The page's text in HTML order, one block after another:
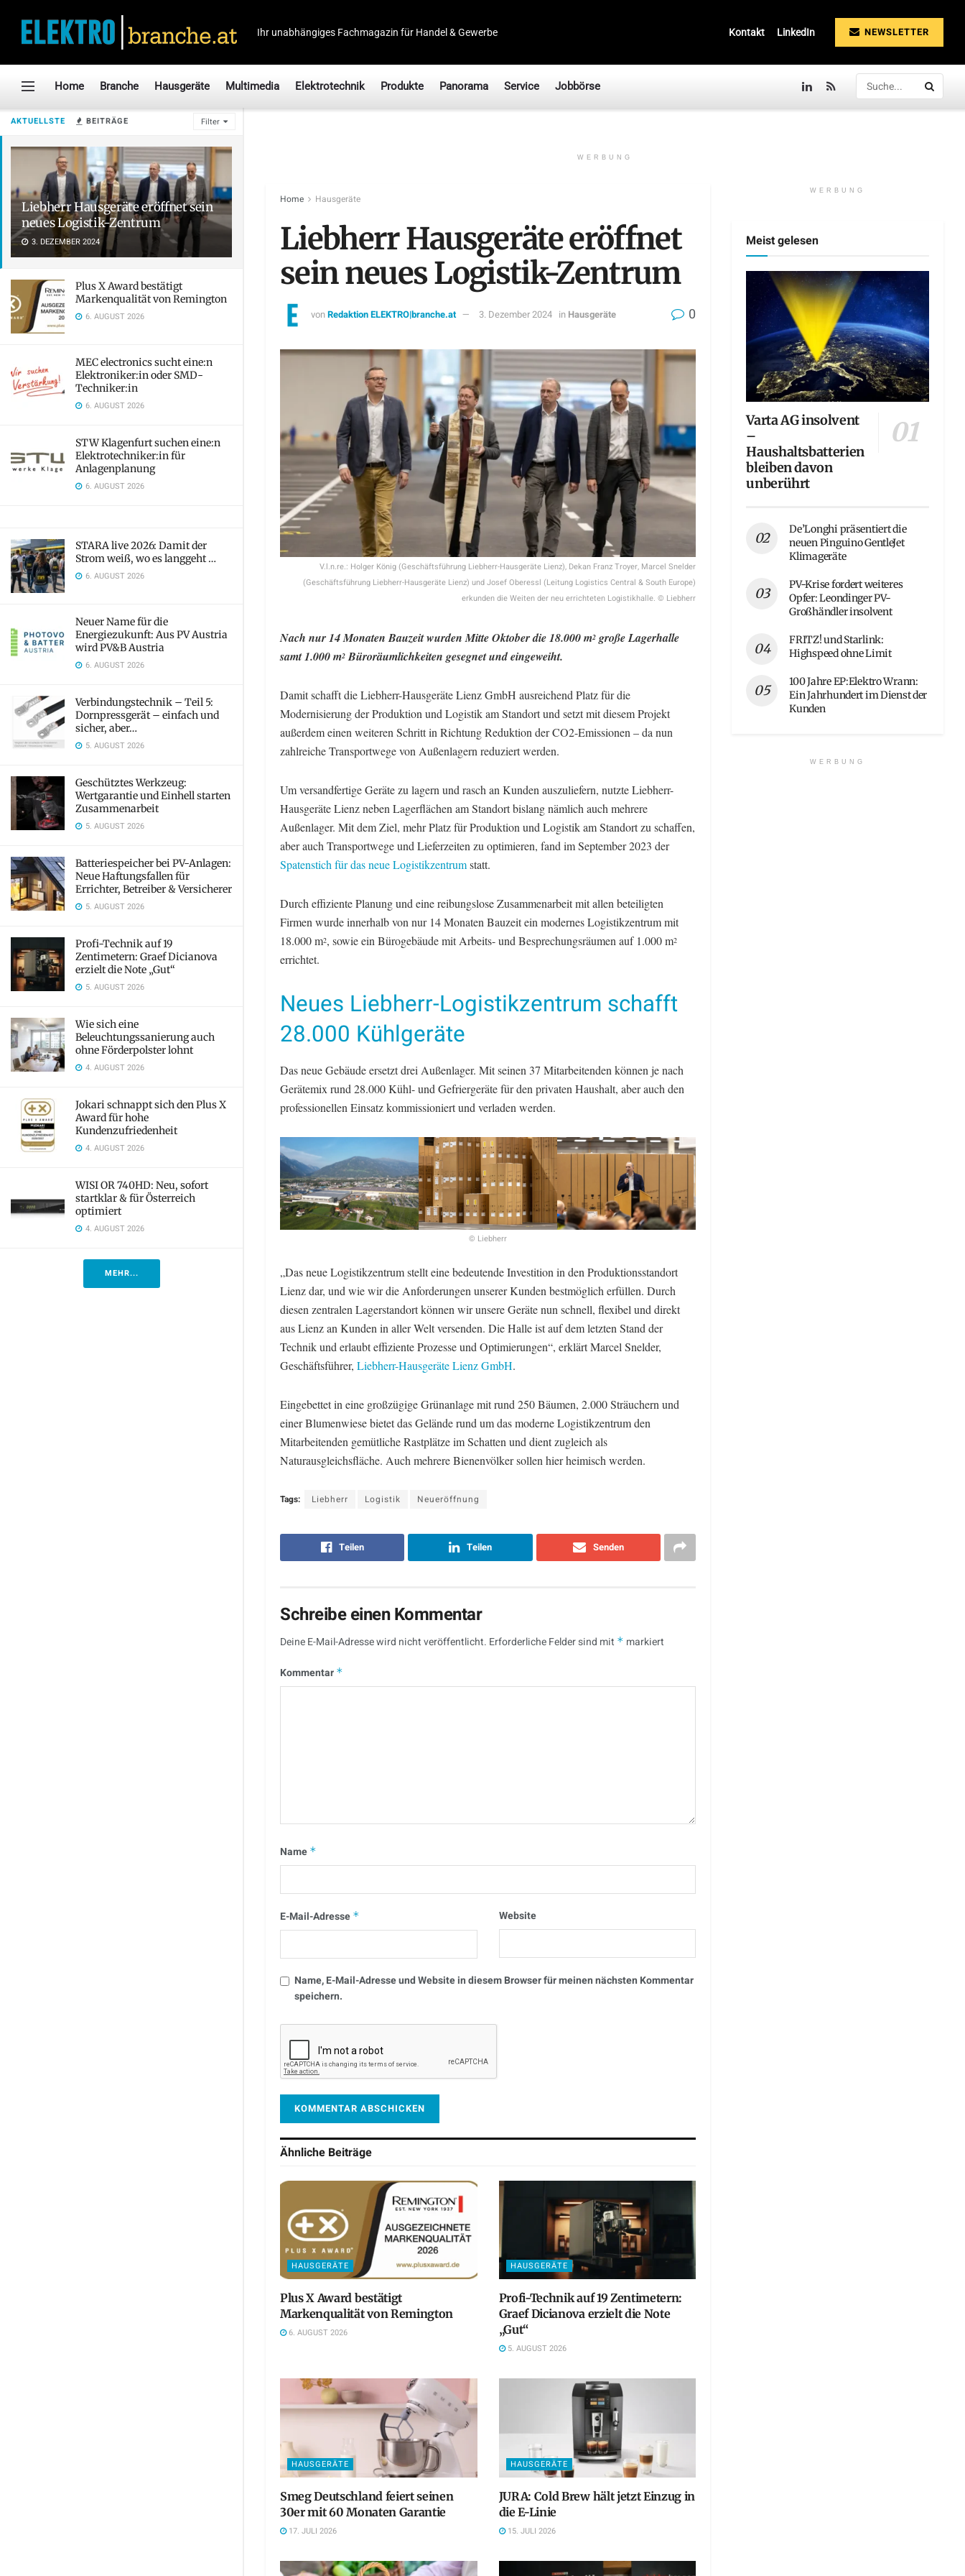
AKTUELLSTE BEITRÄGE Filter
Liebherr Hausgeräte eröffnet sein
neues Logistik-Zentrum
3. DEZEMBER 2024
Plus X Award bestätigt
Markenqualität von Remington
6. AUGUST 2026
MEC electronics sucht eine:n
Elektroniker:in oder SMD-
Techniker:in
6. AUGUST 2026
STW Klagenfurt suchen eine:n
Elektrotechniker:in für
Anlagenplanung
6. AUGUST 2026
STARA live 2026: Damit der
Strom weiß, wo es langgeht …
6. AUGUST 2026
Neuer Name für die
Energiezukunft: Aus PV Austria
wird PV&B Austria
6. AUGUST 2026
Verbindungstechnik – Teil 5:
Dornpressgerät – einfach und
sicher, aber…
5. AUGUST 2026
Geschütztes Werkzeug:
Wertgarantie und Einhell starten
Zusammenarbeit
5. AUGUST 2026
Batteriespeicher bei PV-Anlagen:
Neue Haftungsfallen für
Errichter, Betreiber & Versicherer
5. AUGUST 2026
Profi-Technik auf 19
Zentimetern: Graef Dicianova
erzielt die Note „Gut“
5. AUGUST 2026
Wie sich eine
Beleuchtungssanierung auch
ohne Förderpolster lohnt
4. AUGUST 2026
Jokari schnappt sich den Plus X
Award für hohe
Kundenzufriedenheit
4. AUGUST 2026
WISI OR 740HD: Neu, sofort
startklar & für Österreich
optimiert
4. AUGUST 2026
MEHR...
Ihr unabhängiges Fachmagazin für Handel & Gewerbe Kontakt LinkedIn NEWSLETTER
Home Branche Hausgeräte Multimedia Elektrotechnik Produkte Panorama Service Jobbörse
WERBUNG
Home Hausgeräte
Liebherr Hausgeräte eröffnet
sein neues Logistik-Zentrum
vonRedaktion ELEKTRO|branche.at 3. Dezember 2024 in Hausgeräte 0
V.l.n.re.: Holger König (Geschäftsführung Liebherr-Hausgeräte Lienz), Dekan Franz Troyer, Marcel Snelder
(Geschäftsführung Liebherr-Hausgeräte Lienz) und Josef Oberessl (Leitung Logistics Central & South Europe)
erkunden die Weiten der neu errichteten Logistikhalle. © Liebherr
Nach nur 14 Monaten Bauzeit wurden Mitte Oktober die 18.000 m2 große Lagerhalle
samt 1.000 m2 Büroräumlichkeiten gesegnet und eingeweiht.
Damit schafft die Liebherr-Hausgeräte Lienz GmbH ausreichend Platz für die
Modernisierung der Produktion und Logistik am Standort und setzt mit diesem Projekt
außerdem einen weiteren Schritt in Richtung Reduktion der CO2-Emissionen – da nun
zahlreiche Transportwege von Außenlagern reduziert werden.
Um versandfertige Geräte zu lagern und rasch an Kunden auszuliefern, nutzte Liebherr-
Hausgeräte Lienz neben Lagerflächen am Standort bislang nämlich auch mehrere
Außenlager. Mit dem Ziel, mehr Platz für Produktion und Logistik am Standort zu schaffen,
aber auch Transportwege und Lieferzeiten zu optimieren, fand im September 2023 der
Spatenstich für das neue Logistikzentrumstatt.
Durch effiziente Planung und eine reibungslose Zusammenarbeit mit allen beteiligten
Firmen wurde innerhalb von nur 14 Monaten Bauzeit ein modernes Logistikzentrum mit
18.000 m2, sowie ein Bürogebäude mit Arbeits- und Besprechungsräumen auf 1.000 m2
errichtet.
Neues Liebherr-Logistikzentrum schafft
28.000 Kühlgeräte
Das neue Gebäude ersetzt drei Außenlager. Mit seinen 37 Mitarbeitenden können je nach
Gerätemix rund 28.000 Kühl- und Gefriergeräte für den privaten Haushalt, aber auch den
professionellen Einsatz kommissioniert und verladen werden.
© Liebherr
„Das neue Logistikzentrum stellt eine bedeutende Investition in den Produktionsstandort
Lienz dar, und wie wir die Anforderungen unserer Kunden bestmöglich erfüllen. Durch
diesen zentralen Lagerstandort können wir unsere Geräte nun schnell, flexibel und direkt
aus Lienz an Kunden in aller Welt versenden. Die Halle ist auf dem letzten Stand der
Technik und erlaubt effiziente Prozesse und Optimierungen“, erklärt Marcel Snelder,
Geschäftsführer, Liebherr-Hausgeräte Lienz GmbH.
Eingebettet in eine großzügige Grünanlage mit rund 250 Bäumen, 2.000 Sträuchern und
einer Blumenwiese bietet das Gelände rund um das moderne Logistikzentrum den
Mitarbeitenden gemütliche Rastplätze im Schatten und dient zugleich als
Naturausgleichsfläche. Auch mehrere Bienenvölker sollen hier heimisch werden.
Tags: Liebherr Logistik Neueröffnung
Teilen Teilen Senden
Schreibe einen Kommentar
Deine E-Mail-Adresse wird nicht veröffentlicht. Erforderliche Felder sind mit * markiert
Kommentar *
Name *
E-Mail-Adresse * Website
Name, E-Mail-Adresse und Website in diesem Browser für meinen nächsten Kommentar
speichern.
Ähnliche Beiträge
HAUSGERÄTE
Plus X Award bestätigt
Markenqualität von Remington
6. AUGUST 2026
HAUSGERÄTE
Profi-Technik auf 19 Zentimetern:
Graef Dicianova erzielt die Note
„Gut“
5. AUGUST 2026
HAUSGERÄTE
Smeg Deutschland feiert seinen
30er mit 60 Monaten Garantie
17. JULI 2026
HAUSGERÄTE
JURA: Cold Brew hält jetzt Einzug in
die E-Linie
15. JULI 2026
WERBUNG
Meist gelesen
Varta AG insolvent
–
Haushaltsbatterien
bleiben davon
unberührt
De’Longhi präsentiert die
neuen Pinguino GentleJet
Klimageräte
PV-Krise fordert weiteres
Opfer: Leondinger PV-
Großhändler insolvent
FRITZ! und Starlink:
Highspeed ohne Limit
100 Jahre EP:Elektro Wrann:
Ein Jahrhundert im Dienst der
Kunden
WERBUNG